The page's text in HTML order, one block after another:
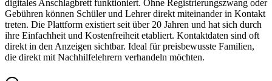
digitales Anschlagbrett funktioniert. Ohne Registrierungszwang oder
Gebühren können Schüler und Lehrer direkt miteinander in Kontakt
treten. Die Plattform existiert seit über 20 Jahren und hat sich durch
ihre Einfachheit und Kostenfreiheit etabliert. Kontaktdaten sind oft
direkt in den Anzeigen sichtbar. Ideal für preisbewusste Familien,
die direkt mit Nachhilfelehrern verhandeln möchten.